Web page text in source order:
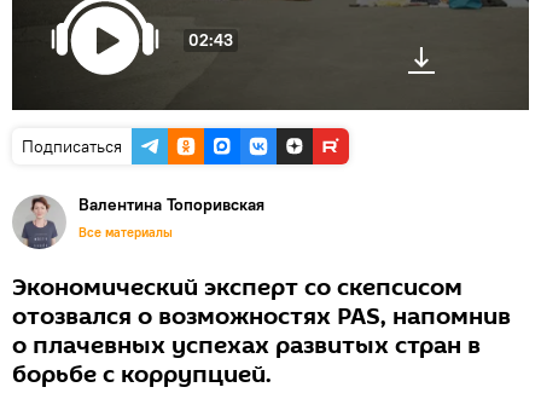
02:43
Подписаться
Валентина Топоривская
Все материалы
Экономический эксперт со скепсисом
отозвался о возможностях PAS, напомнив
о плачевных успехах развитых стран в
борьбе с коррупцией.